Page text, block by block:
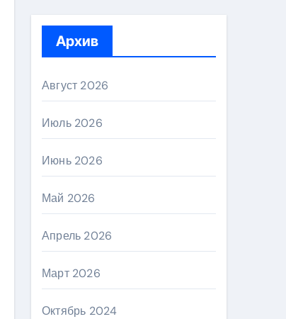
Архив
Август 2026
Июль 2026
Июнь 2026
Май 2026
Апрель 2026
Март 2026
Октябрь 2024